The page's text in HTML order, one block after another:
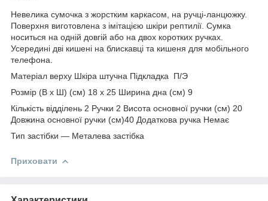
Невелика сумочка з жорстким каркасом, на ручці-ланцюжку.
Поверхня виготовлена з імітацією шкіри рептилії. Сумка
носиться на одній довгій або на двох коротких ручках.
Усередині дві кишені на блискавці та кишеня для мобільного
телефона.
Матеріал верху Шкіра штучна Підкладка П/Э
Розмір (В х Ш) (см) 18 х 25 Ширина дна (см) 9
Кількість відділень 2 Ручки 2 Висота основної ручки (см) 20
Довжина основної ручки (см)40 Додаткова ручка Немає
Тип застібки — Металева застібка
Приховати